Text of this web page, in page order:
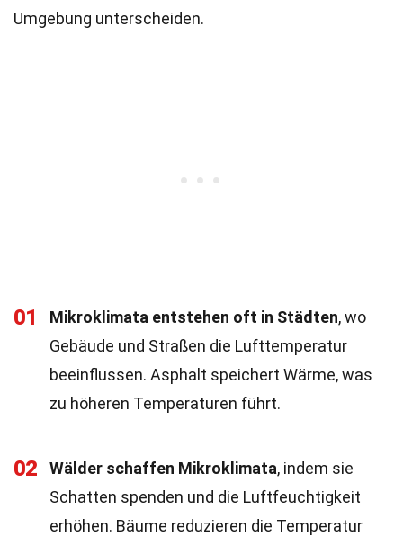
Umgebung unterscheiden.
01 Mikroklimata entstehen oft in Städten, wo
Gebäude und Straßen die Lufttemperatur
beeinflussen. Asphalt speichert Wärme, was
zu höheren Temperaturen führt.
02 Wälder schaffen Mikroklimata, indem sie
Schatten spenden und die Luftfeuchtigkeit
erhöhen. Bäume reduzieren die Temperatur